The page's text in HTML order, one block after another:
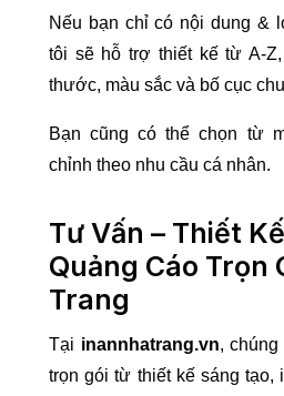
Nếu bạn chỉ có nội dung &
tôi sẽ hỗ trợ thiết kế từ A-
thước, màu sắc và bố cục
Bạn cũng có thể chọn từ
chỉnh theo nhu cầu cá nhân.
Tư Vấn – Thiết
Quảng Cáo Trọn
Trang
Tại inannhatrang.vn,
trọn gói từ thiết kế sáng